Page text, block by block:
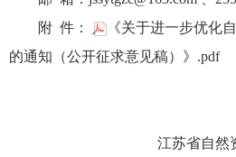
附 件：
《关于进一步优化
的通知（公开征求意见稿）》.pdf
江苏省自